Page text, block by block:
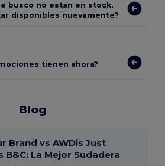
busco no estan en stock.
disponibles nuevamente?
tienen ahora?
Blog
Brand vs AWDis Just
B&C: La Mejor Sudadera